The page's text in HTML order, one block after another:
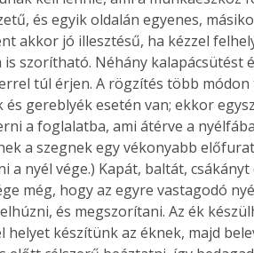
az
Együtt jobban megéri!
Bővebb információ
Együtt jobban megéri! A
és egyik oldalán egyenes,
akkor jó illesztésű, ha kézzel
is szorítható. Néhány kalapácsütést
túl érjen. A rögzítés több
és gereblyék esetén van; ekkor
a foglalatba, ami átérve a
a szegnek egy vékonyabb
a nyél vége.) Kapát, baltát,
még, hogy az egyre vastagodó
és megszorítani. Az ék
helyet készítünk az éknek, majd